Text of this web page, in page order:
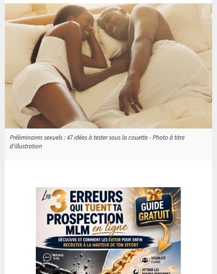
Préliminaires sexuels : 47 idées à tester sous la couette - Photo à titre
d'illustration